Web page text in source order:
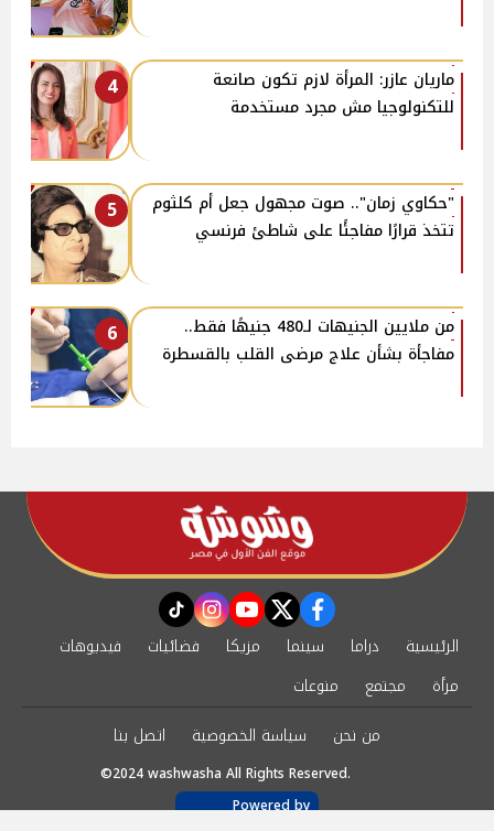
4
ماريان عازر: المرأة لازم تكون صانعة
للتكنولوجيا مش مجرد مستخدمة
5
"حكاوي زمان".. صوت مجهول جعل أم كلثوم
تتخذ قرارًا مفاجئًا على شاطئ فرنسي
6
من ملايين الجنيهات لـ480 جنيهًا فقط..
مفاجأة بشأن علاج مرضى القلب بالقسطرة
facebook
twitter
youtube
instagram
tiktok
الرئيسية دراما سينما مزيكا فضائيات
فيديوهات
مرأة
مجتمع
منوعات
من نحن
سياسة الخصوصية اتصل بنا
©2024 washwasha All Rights Reserved.
Powered by